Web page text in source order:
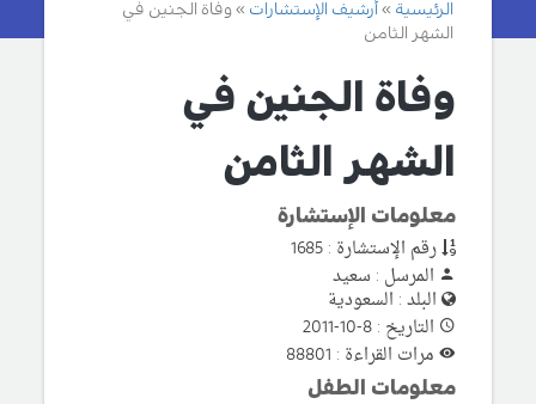
الرئيسية أرشيف الإستشارات
وفاة الجنين في
الشهر الثامن
وفاة الجنين في
الشهر الثامن
معلومات الإستشارة
رقم الإستشارة : 1685
المرسل : سعيد
البلد : السعودية
التاريخ : 8-10-2011
مرات القراءة : 88801
معلومات الطفل